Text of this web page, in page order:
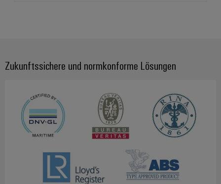
Zukunftssichere und normkonforme Lösungen